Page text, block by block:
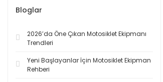
Bloglar
2026’da Öne Çıkan Motosiklet Ekipmanı
Trendleri
Yeni Başlayanlar İçin Motosiklet Ekipman
Rehberi